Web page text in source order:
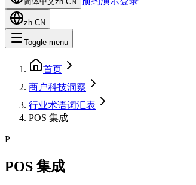
zh-CN
Toggle menu
首页
商户科技洞察
行业术语词汇表
POS 集成
P
POS 集成